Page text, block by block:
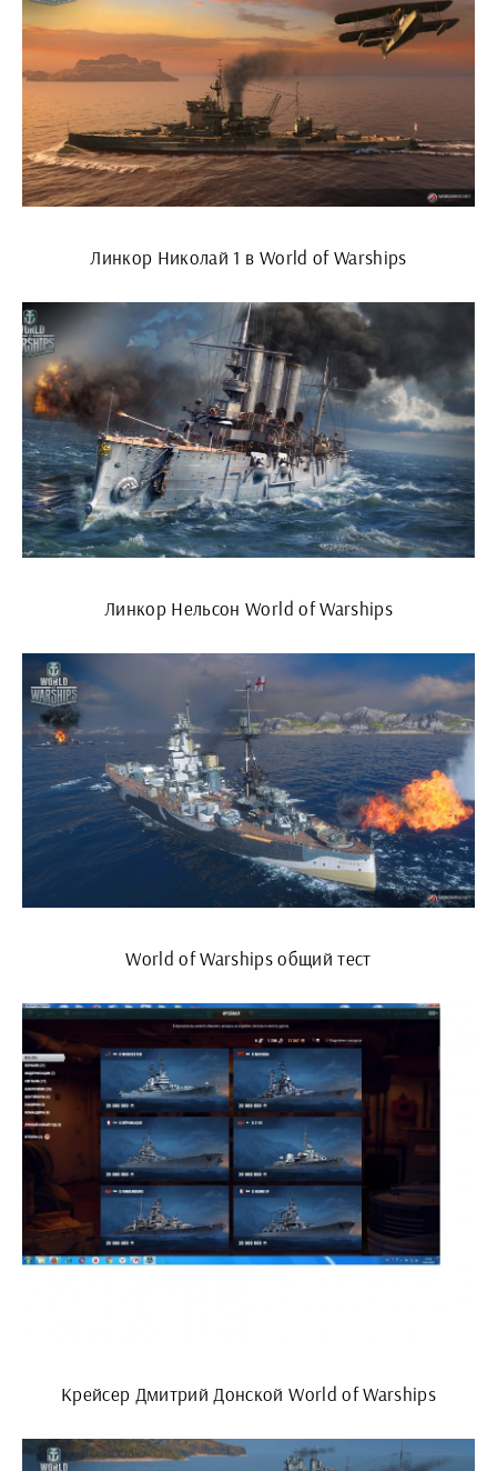
Линкор Николай 1 в World of Warships
Линкор Нельсон World of Warships
World of Warships общий тест
Крейсер Дмитрий Донской World of Warships